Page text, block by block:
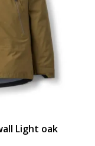
Light oak